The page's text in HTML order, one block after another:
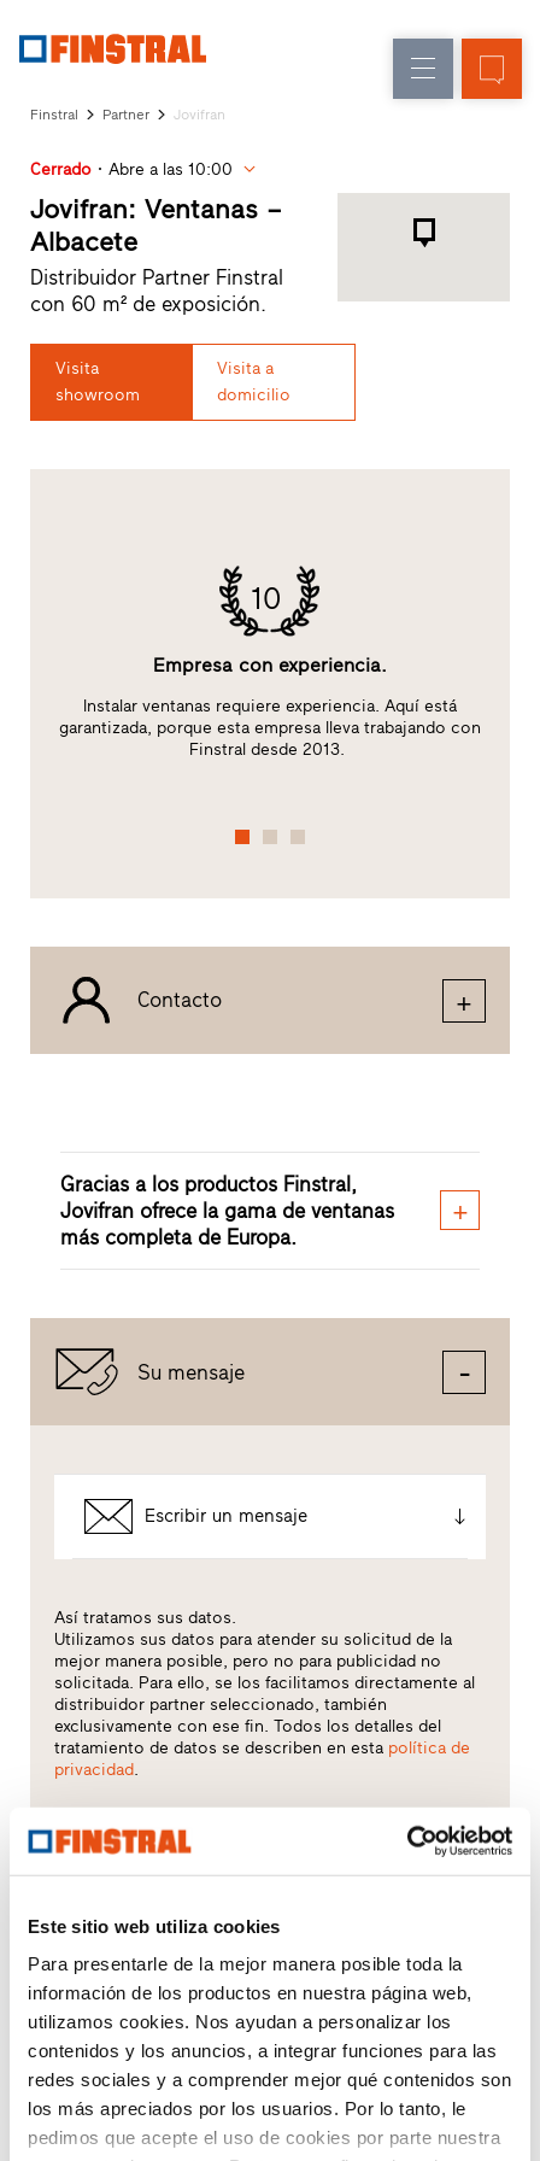
Este sitio web utiliza cookies
Para presentarle de la mejor manera posible toda la
información de los productos en nuestra página web,
utilizamos cookies. Nos ayudan a personalizar los
contenidos y los anuncios, a integrar funciones para las
redes sociales y a comprender mejor qué contenidos son
los más apreciados por los usuarios. Por lo tanto, le
pedimos que acepte el uso de cookies por parte nuestra
de
entrada
Acristalamientos
nueva
para
Arquitectos
Programa
Finstral
Partner
Búsqueda
distribuidores
Enlaces
Finstral Partner Jovifran
Cerrado Abre a las 10:00
Jovifran: Ventanas –
Albacete
Distribuidor Partner Finstral
con 60 m² de exposición.
Visita
showroom
Visita a
domicilio
10
Empresa con experiencia.
Instalar ventanas requiere experiencia. Aquí está
garantizada, porque esta empresa lleva trabajando con
Finstral desde 2013.
Contacto
Gracias a los productos Finstral,
Jovifran ofrece la gama de ventanas
más completa de Europa.
Su mensaje
Escribir un mensaje
Así tratamos sus datos.
Utilizamos sus datos para atender su solicitud de la
mejor manera posible, pero no para publicidad no
solicitada. Para ello, se los facilitamos directamente al
distribuidor partner seleccionado, también
exclusivamente con ese fin. Todos los detalles del
tratamiento de datos se describen en esta política de
privacidad.
¿Qué tema le interesa especialmente?
Puertas de entrada
Acristalamientos
Renovación